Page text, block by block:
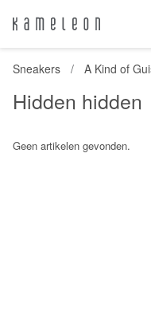
Sneakers A Kind of
Hidden hidden
Geen artikelen gevonden.